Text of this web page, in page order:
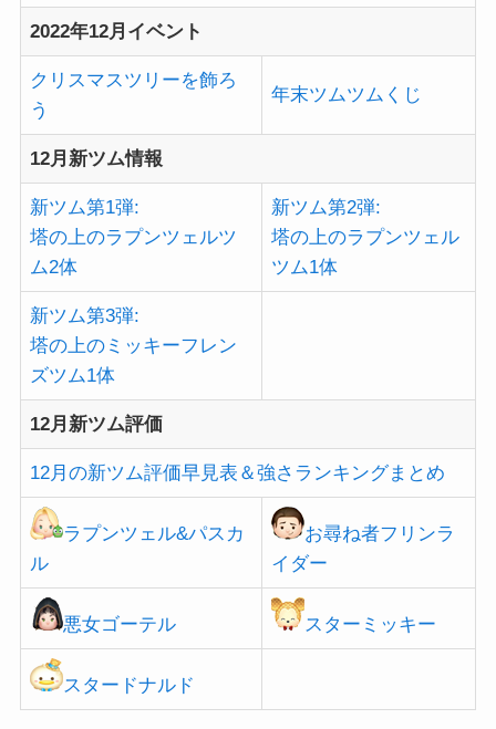
2022年12月イベント
クリスマスツリーを飾ろ
う
年末ツムツムくじ
12月新ツム情報
新ツム第1弾:
塔の上のラプンツェルツ
ム2体
新ツム第2弾:
塔の上のラプンツェル
ツム1体
新ツム第3弾:
塔の上のミッキーフレン
ズツム1体
12月新ツム評価
12月の新ツム評価早見表＆強さランキングまとめ
ラプンツェル&パスカ
ル
お尋ね者フリンラ
イダー
悪女ゴーテル スターミッキー
スタードナルド